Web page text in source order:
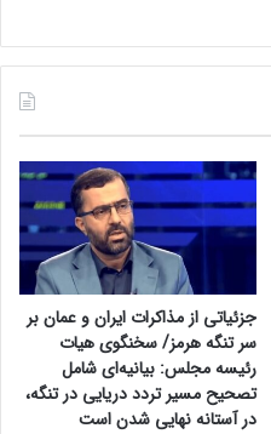
جزئیاتی از مذاکرات ایران و عمان بر
سر تنگه هرمز/ سخنگوی هیات
رئیسه مجلس: بیانیه‌ای شامل
تصحیح مسیر تردد دریایی در تنگه،
در آستانه نهایی شدن است